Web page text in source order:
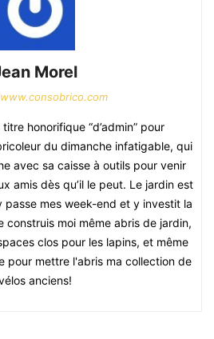
Morel
honorifique “d’admin” pour
du dimanche infatigable, qui
avec sa caisse à outils pour venir
amis dès qu’il le peut. Le jardin est
passe mes week-end et y investit la
construis moi même abris de jardin,
clos pour les lapins, et même
pour mettre l'abris ma collection de
anciens!